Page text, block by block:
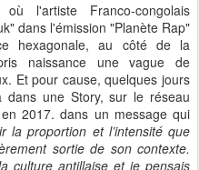
l'artiste Franco-congolais
dans l'émission "Planète Rap"
hexagonale, au côté de la
naissance une vague de
Et pour cause, quelques jours
dans une Story, sur le réseau
2017. dans un message qui
la proportion et l’intensité que
sortie de son contexte.
culture antillaise et je pensais